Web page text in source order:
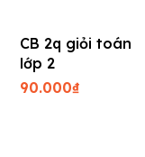
CB 2q giỏi toán
lớp 2
90.000₫